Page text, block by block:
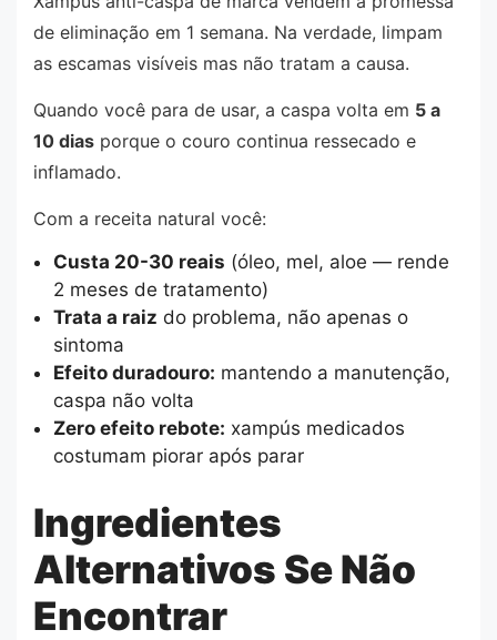
de eliminação em 1 semana. Na verdade, limpam
as escamas visíveis mas não tratam a causa.
Quando você para de usar, a caspa volta em 5 a
10 dias porque o couro continua ressecado e
inflamado.
Com a receita natural você:
Custa 20-30 reais (óleo, mel, aloe — rende
2 meses de tratamento)
Trata a raiz do problema, não apenas o
sintoma
Efeito duradouro: mantendo a manutenção,
caspa não volta
Zero efeito rebote: xampús medicados
costumam piorar após parar
Ingredientes
Alternativos Se Não
Encontrar